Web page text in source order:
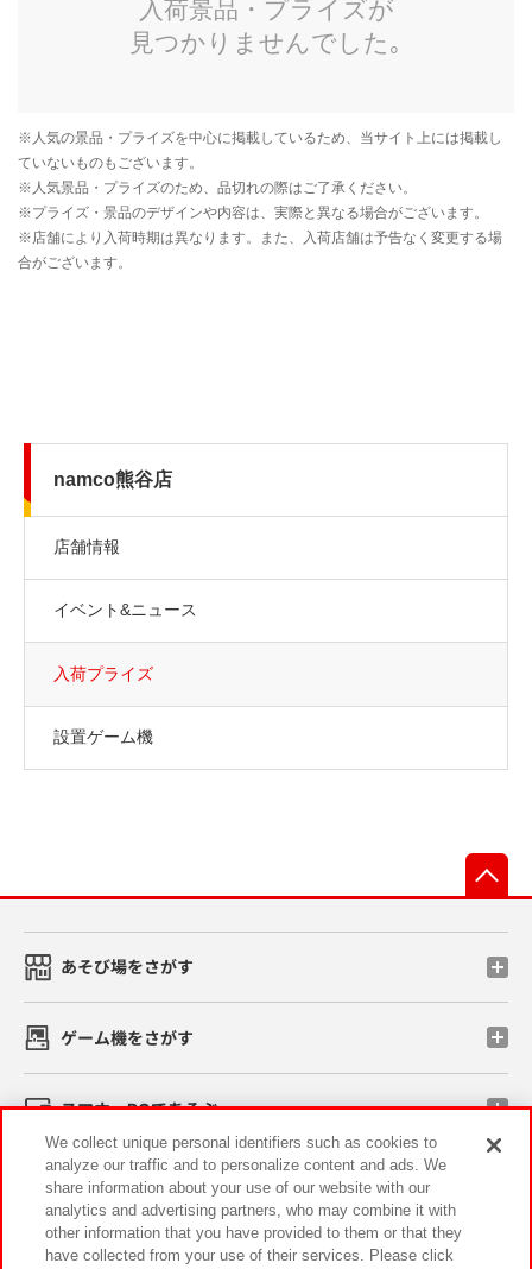
namco熊谷店
店舗情報
イベント&ニュース
入荷プライズ
設置ゲーム機
あそび場をさがす
ゲーム機をさがす
スマホ・PCであそぶ
イベント・キャンペーン
We collect unique personal identifiers such as cookies to
analyze our traffic and to personalize content and ads. We
share information about your use of our website with our
analytics and advertising partners, who may combine it with
other information that you have provided to them or that they
have collected from your use of their services. Please click